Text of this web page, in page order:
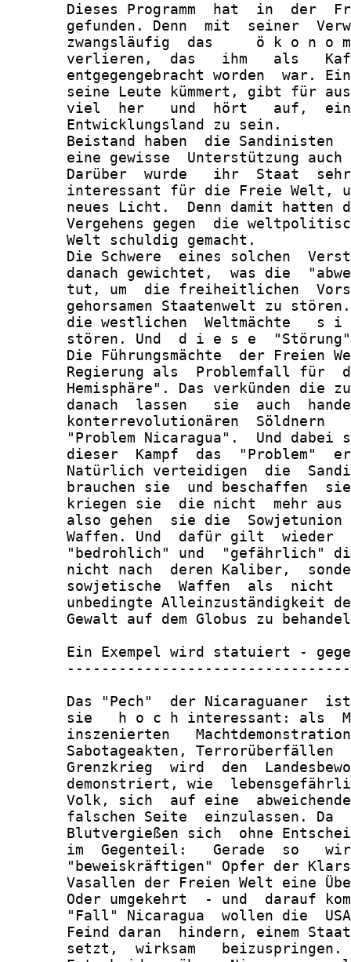
Dieses Programm  hat  in  der
gefunden. Denn  mit  seiner
zwangsläufig  das     ö k o n o
verlieren,  das   ihm   als
entgegengebracht worden  war.
seine Leute kümmert, gibt für
viel  her   und  hört   auf,
       Entwicklungsland zu sein.
Beistand haben  die Sandinisten
eine gewisse  Unterstützung
Darüber  wurde   ihr  Staat
interessant für die Freie Welt,
neues Licht.  Denn damit hatten
Vergehens gegen  die
       Welt schuldig gemacht.
Die Schwere  eines solchen
danach gewichtet,  was die
tut, um  die freiheitlichen
gehorsamen Staatenwelt zu
die westlichen  Weltmächte   s
stören. Und  d i e s e
Die Führungsmächte  der Freien
Regierung als  Problemfall für
Hemisphäre". Das verkünden die
danach  lassen   sie  auch
konterrevolutionären  Söldnern
"Problem Nicaragua".  Und dabei
dieser  Kampf  das  "Problem"
Natürlich verteidigen  die
brauchen sie  und beschaffen
kriegen sie  die nicht  mehr
also gehen  sie die
Waffen. Und  dafür gilt  wieder
"bedrohlich" und  "gefährlich"
nicht nach  deren Kaliber,
sowjetische  Waffen  als  nicht
unbedingte Alleinzuständigkeit
Gewalt auf dem Globus zu
Ein Exempel wird statuiert -
Das "Pech"  der Nicaraguaner
sie   h o c h interessant: als
inszenierten
Sabotageakten, Terrorüberfällen
Grenzkrieg  wird  den
demonstriert, wie
Volk, sich  auf eine
falschen Seite  einzulassen. Da
Blutvergießen sich  ohne
im  Gegenteil:   Gerade  so
"beweiskräftigen" Opfer der
Vasallen der Freien Welt eine
Oder umgekehrt  - und  darauf
"Fall" Nicaragua  wollen die
Feind daran  hindern, einem
setzt,  wirksam